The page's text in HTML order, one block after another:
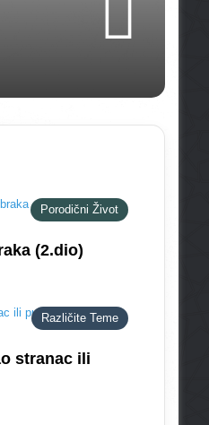
Porodični Život
(2.dio)
Različite Teme
stranac ili